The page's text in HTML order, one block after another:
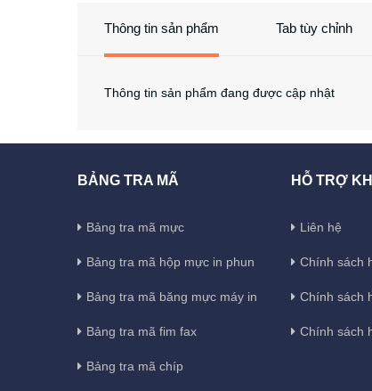
Thông tin sản phẩm Tab tùy chỉnh
Thông tin sản phẩm đang được cập nhật
BẢNG TRA MÃ
Bảng tra mã mực
Bảng tra mã hộp mực in phun
Bảng tra mã băng mực máy in
Bảng tra mã fim fax
Bảng tra mã chíp
HỖ TRỢ
Liên hệ
Chính sách
Chính sách
Chính sách